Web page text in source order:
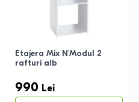
Etajera Mix N'Modul 2
rafturi alb
990 Lei